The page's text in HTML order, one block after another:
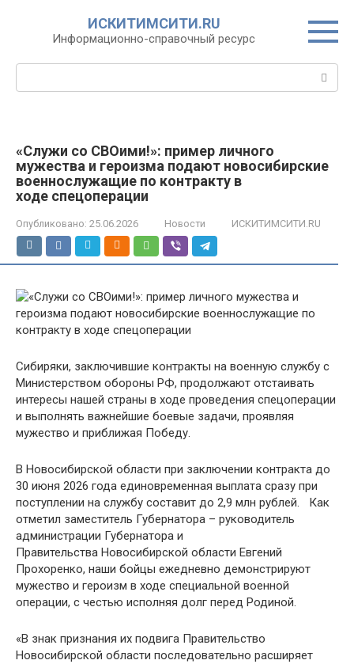
ИСКИТИМСИТИ.RU
Информационно-справочный ресурс
«Служи со СВОими!»: пример личного
мужества и героизма подают новосибирские
военнослужащие по контракту в
ходе спецоперации
Опубликовано: 25.06.2026 Новости ИСКИТИМСИТИ.RU
Сибиряки, заключившие контракты на военную службу с
Министерством обороны РФ, продолжают отстаивать
интересы нашей страны в ходе проведения спецоперации
и выполнять важнейшие боевые задачи, проявляя
мужество и приближая Победу.
В Новосибирской области при заключении контракта до
30 июня 2026 года единовременная выплата сразу при
поступлении на службу составит до 2,9 млн рублей. Как
отметил заместитель Губернатора – руководитель
администрации Губернатора и
Правительства Новосибирской области Евгений
Прохоренко, наши бойцы ежедневно демонстрируют
мужество и героизм в ходе специальной военной
операции, с честью исполняя долг перед Родиной.
«В знак признания их подвига Правительство
Новосибирской области последовательно расширяет